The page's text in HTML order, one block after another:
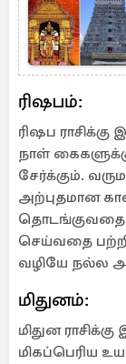
ரிஷபம்:
ரிஷப
நாள்
சேர்க்கும்.
அற்புதமான
செய்வதை
வழியே நல்ல
மிதுனம்:
மிதுன
மிகப்பெரிய